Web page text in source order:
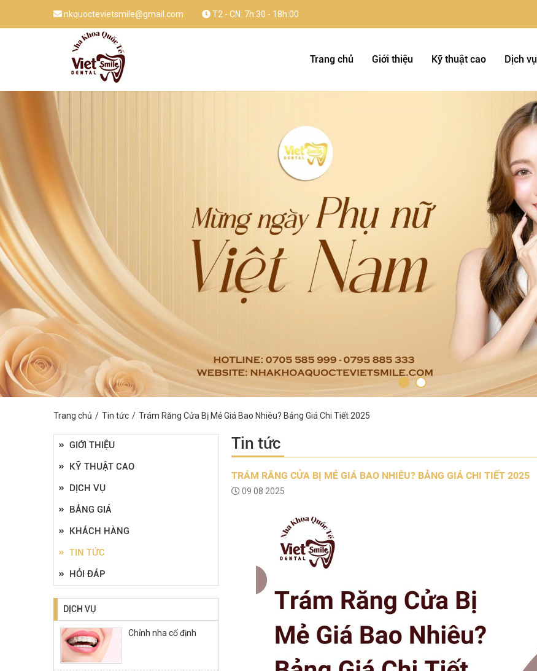
nkquoctevietsmile@gmail.com T2 - CN: 7h:30 - 18h:00
Trang chủ Giới thiệu Kỹ thuật cao Dịch vụ
Trang chủ Tin tức Trám Răng Cửa Bị Mẻ Giá Bao Nhiêu? Bảng Giá Chi Tiết 2025
GIỚI THIỆU
KỸ THUẬT CAO
DỊCH VỤ
BẢNG GIÁ
KHÁCH HÀNG
TIN TỨC
HỎI ĐÁP
DỊCH VỤ
Chỉnh nha cố định
Tin tức
TRÁM RĂNG CỬA BỊ MẺ GIÁ BAO NHIÊU? BẢNG GIÁ CHI TIẾT 2025
09 08 2025